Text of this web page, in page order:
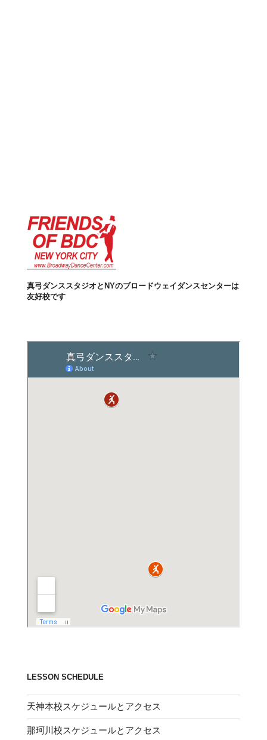
真弓ダンススタジオとNYのブロードウェイダンスセンターは
友好校です
LESSON SCHEDULE
天神本校スケジュールとアクセス
那珂川校スケジュールとアクセス